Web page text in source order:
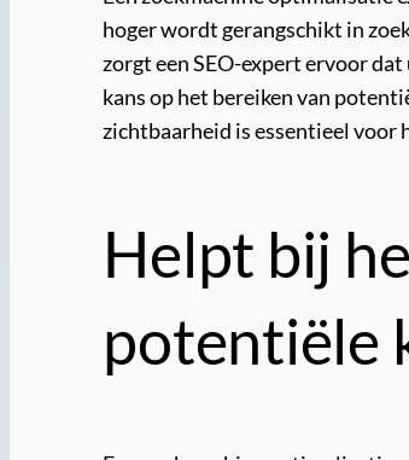
hoger wordt gerangschikt in
zorgt een SEO-expert ervoor
kans op het bereiken van
zichtbaarheid is essentieel voor
Helpt bij
potentiële